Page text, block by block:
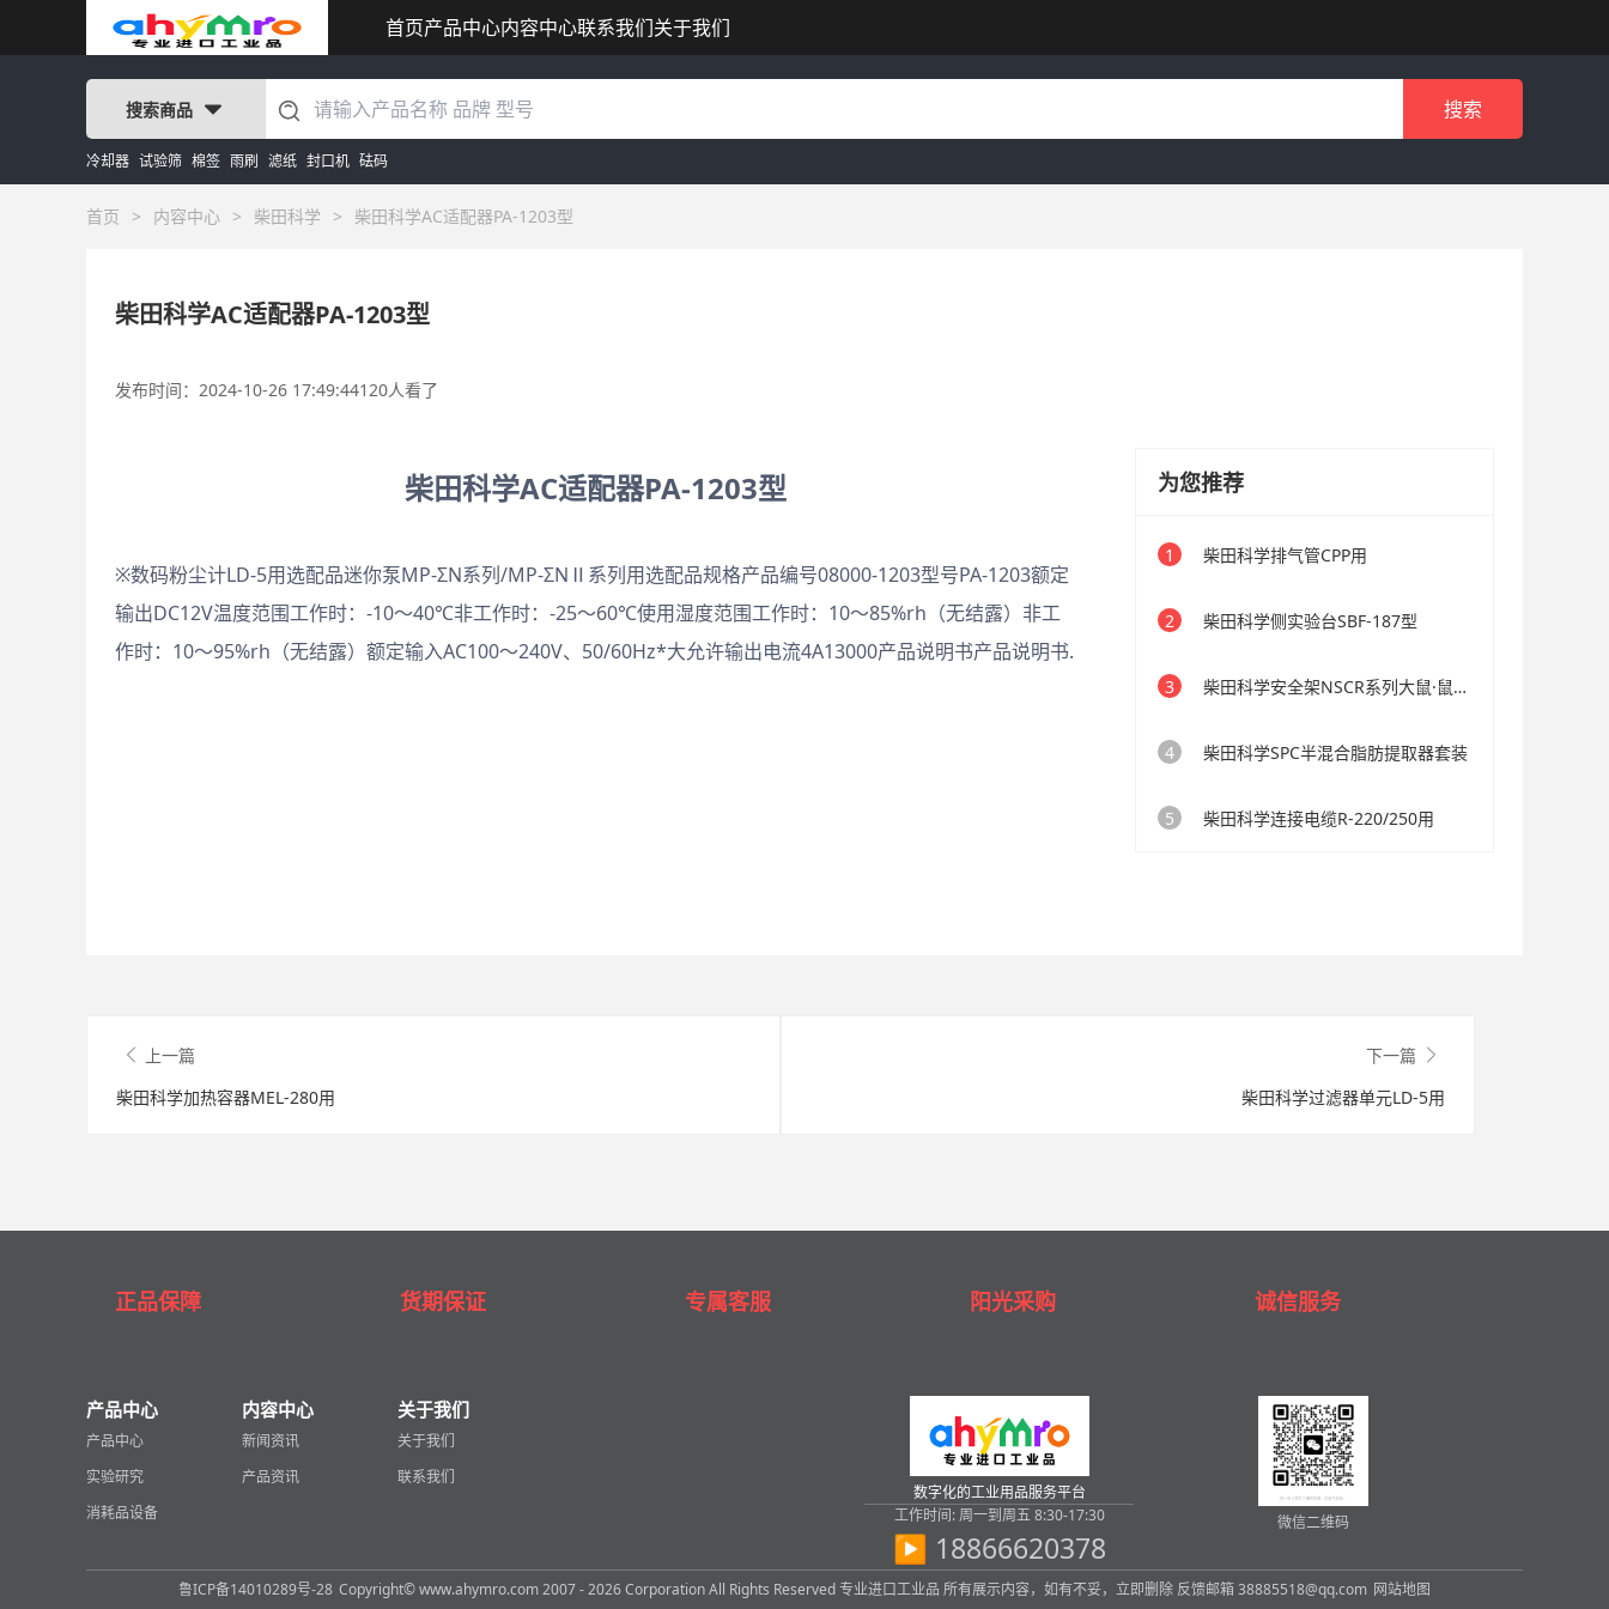
首页产品中心内容中心联系我们关于我们
搜索商品 搜索
冷却器 试验筛 棉签 雨刷 滤纸 封口机 砝码
首页 > 内容中心 > 柴田科学 > 柴田科学AC适配器PA-1203型
柴田科学AC适配器PA-1203型
发布时间：2024-10-26 17:49:44120人看了
柴田科学AC适配器PA-1203型
※数码粉尘计LD-5用选配品迷你泵MP-ΣN系列/MP-ΣNⅡ系列用选配品规格产品编号08000-1203型号PA-1203额定
输出DC12V温度范围工作时：-10～40℃非工作时：-25～60℃使用湿度范围工作时：10～85%rh（无结露）非工
作时：10～95%rh（无结露）额定输入AC100～240V、50/60Hz*大允许输出电流4A13000产品说明书产品说明书.
为您推荐
1 柴田科学排气管CPP用
2 柴田科学侧实验台SBF-187型
3 柴田科学安全架NSCR系列大鼠·鼠标用
4 柴田科学SPC半混合脂肪提取器套装
5 柴田科学连接电缆R-220/250用
上一篇
柴田科学加热容器MEL-280用
下一篇
柴田科学过滤器单元LD-5用
正品保障 货期保证 专属客服 阳光采购 诚信服务
产品中心
产品中心
实验研究
消耗品设备
内容中心
新闻资讯
产品资讯
关于我们
关于我们
联系我们
数字化的工业用品服务平台
工作时间: 周一到周五 8:30-17:30
▶ 18866620378
微信二维码
鲁ICP备14010289号-28 Copyright© www.ahymro.com 2007 - 2026 Corporation All Rights Reserved 专业进口工业品 所有展示内容，如有不妥，立即删除 反馈邮箱 38885518@qq.com 网站地图